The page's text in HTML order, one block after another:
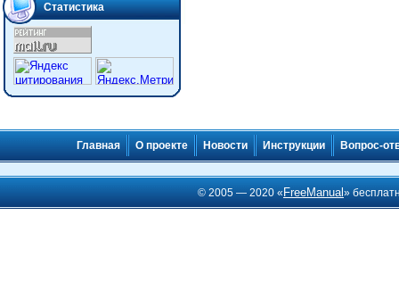
Статистика
Главная О проекте Новости Инструкции Вопрос-
© 2005 — 2020 « FreeManual»